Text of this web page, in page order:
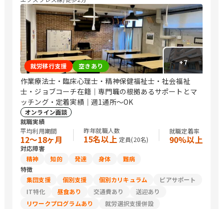
ーション/CADオペレーター/その他技術/介護職員・ヘルパー/保
育士/美容師/ネイリスト/パティシエ/調理師/研究員/医療関連職/
その他専門職/清掃/警備/運搬従事者/トラック運転手/タクシー運
転手/農作業/マーケティング・広告関連/コンサルタント・企画関
連/その他
+7
就労移行支援 空きあり
作業療法士・臨床心理士・精神保健福祉士・社会福祉
士・ジョブコーチ在籍｜専門職の根拠あるサポートとマ
ッチング・定着実績｜週1通所～OK
オンライン面談
就職実績
平均利用期間
12〜18ヶ月
昨年就職人数
15名以上 定員(20名)
就職定着率
90%以上
対応障害
精神
知的 発達 身体
難病
特徴
集団支援
個別支援 個別カリキュラム
ピアサポート
IT特化
昼食あり 交通費あり
送迎あり
リワークプログラムあり
就労選択支援併設